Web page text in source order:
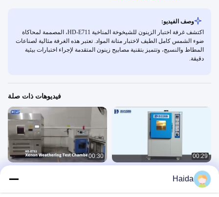
وصف الفيديو:
اكتشف غرفة اختبار الزينون للشيخوخة المناخية HD-E711، المصممة لمحاكاة
ضوء الشمس كامل الطيف لاختبار متانة المواد. تعتبر هذه الغرفة مثالية لصناعات
المطاط والنسيج، وتتميز بتقنية مصابيح زينون المتقدمة لإجراء اختبارات بيئية
دقيقة.
فيديوهات ذات صلة
00:29
غرفة اختبار التغير الجوي المتسارع ضد
00:30
آلة الاختبار
Haida